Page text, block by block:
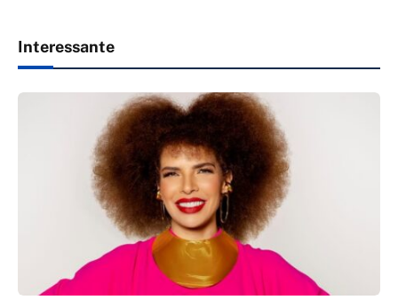
Interessante